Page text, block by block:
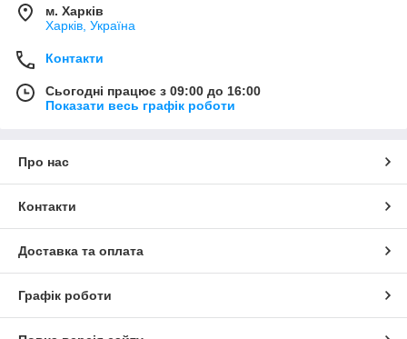
м. Харків
Харків, Україна
Контакти
Сьогодні працює з 09:00 до 16:00
Показати весь графік роботи
Про нас
Контакти
Доставка та оплата
Графік роботи